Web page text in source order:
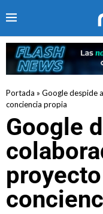
Portada » Google despide
conciencia propia
Google